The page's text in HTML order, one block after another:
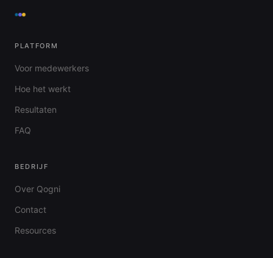
PLATFORM
Voor medewerkers
Hoe het werkt
Resultaten
FAQ
BEDRIJF
Over Qogni
Contact
Resources